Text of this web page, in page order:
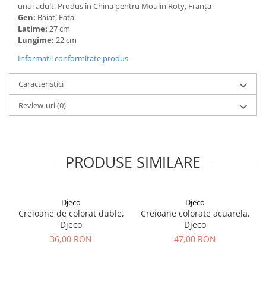
unui adult. Produs în China pentru Moulin Roty, Franța
Gen: Baiat, Fata
Latime: 27 cm
Lungime: 22 cm
Informatii conformitate produs
Caracteristici
Review-uri(0)
PRODUSE SIMILARE
Djeco
Creioane de colorat duble,
Djeco
36,00 RON
Djeco
Creioane colorate acuarela,
Djeco
47,00 RON